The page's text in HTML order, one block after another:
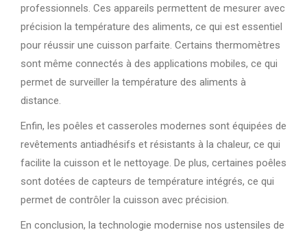
professionnels. Ces appareils permettent de mesurer avec
précision la température des aliments, ce qui est essentiel
pour réussir une cuisson parfaite. Certains thermomètres
sont même connectés à des applications mobiles, ce qui
permet de surveiller la température des aliments à
distance.
Enfin, les poêles et casseroles modernes sont équipées de
revêtements antiadhésifs et résistants à la chaleur, ce qui
facilite la cuisson et le nettoyage. De plus, certaines poêles
sont dotées de capteurs de température intégrés, ce qui
permet de contrôler la cuisson avec précision.
En conclusion, la technologie modernise nos ustensiles de